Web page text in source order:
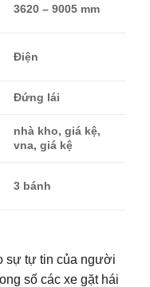
3620 – 9005 mm
Điện
Đứng lái
nhà kho, giá kệ,
vna, giá kệ
3 bánh
sự tự tin của người
số các xe gặt hái